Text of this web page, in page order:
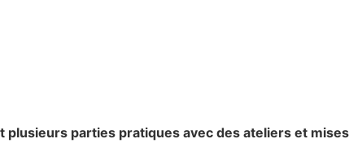
parties pratiques avec des ateliers et